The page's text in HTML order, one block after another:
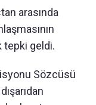
arasında
tepki geldi.
Sözcüsü